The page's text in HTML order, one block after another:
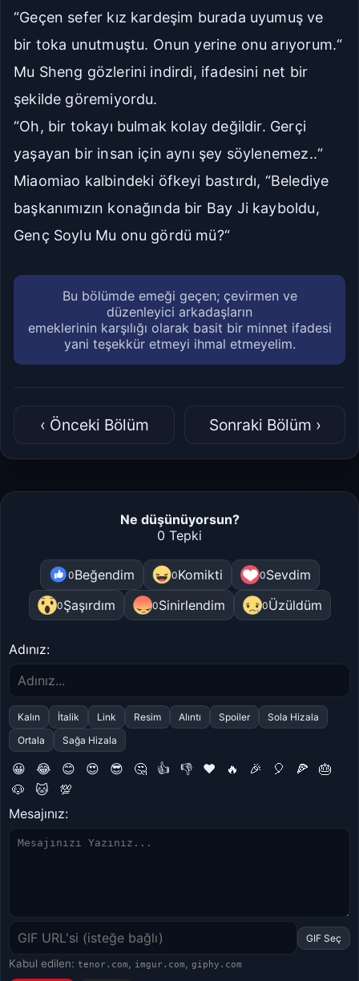
“Geçen sefer kız kardeşim burada uyumuş ve
bir toka unutmuştu. Onun yerine onu arıyorum.“
Mu Sheng gözlerini indirdi, ifadesini net bir
şekilde göremiyordu.
“Oh, bir tokayı bulmak kolay değildir. Gerçi
yaşayan bir insan için aynı şey söylenemez..“
Miaomiao kalbindeki öfkeyi bastırdı, “Belediye
başkanımızın konağında bir Bay Ji kayboldu,
Genç Soylu Mu onu gördü mü?“
Bu bölümde emeği geçen; çevirmen ve
düzenleyici arkadaşların
emeklerinin karşılığı olarak basit bir minnet ifadesi
yani teşekkür etmeyi ihmal etmeyelim.
‹ Önceki Bölüm Sonraki Bölüm ›
Ne düşünüyorsun?
0 Tepki
0Beğendim 0Komikti 0Sevdim
0Şaşırdım 0Sinirlendim 0Üzüldüm
Adınız:
Kalın İtalik Link Resim Alıntı Spoiler
Sola Hizala
Ortala
Sağa Hizala
😀 😂 😊 😍 😎 🤔 👍 👎 ❤️ 🔥 🎉 🎈 🍕
🎂
🐶
🐱
💯
Mesajınız:
GIF Seç
Kabul edilen: tenor.com , imgur.com , giphy.com